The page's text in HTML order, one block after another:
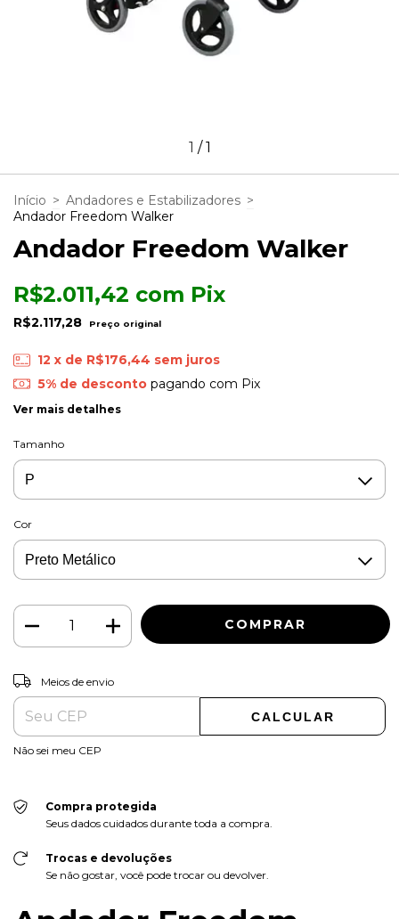
1 /1
Início > Andadores e Estabilizadores >
Andador Freedom Walker
Andador Freedom Walker
R$2.117,28
R$2.011,42 com Pix
12 x de R$176,44 sem juros
5% de descontopagando com Pix
Ver mais detalhes
Tamanho
Cor
Entregas para o CEP:
Meios de envio
CALCULAR
Não sei meu CEP
Compra protegida
Seus dados cuidados durante toda a compra.
Trocas e devoluções
Se não gostar, você pode trocar ou devolver.